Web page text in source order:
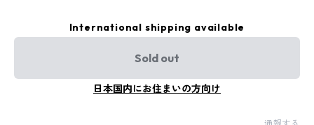
International shipping available
Sold out
日本国内にお住まいの方向け